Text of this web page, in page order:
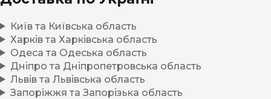
Київ та Київська область
Харків та Харківська область
Одеса та Одеська область
Дніпро та Дніпропетровська область
Львів та Львівська область
Запоріжжя та Запорізька область